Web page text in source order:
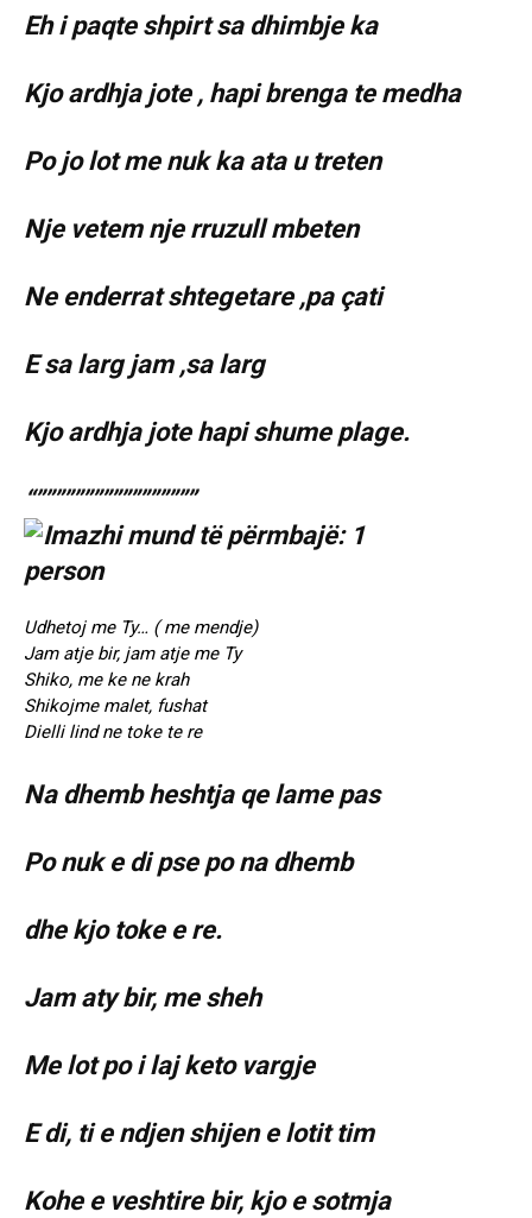
Eh i paqte shpirt sa dhimbje ka
Kjo ardhja jote , hapi brenga te medha
Po jo lot me nuk ka ata u treten
Nje vetem nje rruzull mbeten
Ne enderrat shtegetare ,pa çati
E sa larg jam ,sa larg
Kjo ardhja jote hapi shume plage.
“”””””””””””””””””
Udhetoj me Ty… ( me mendje)
Jam atje bir, jam atje me Ty
Shiko, me ke ne krah
Shikojme malet, fushat
Dielli lind ne toke te re
Na dhemb heshtja qe lame pas
Po nuk e di pse po na dhemb
dhe kjo toke e re.
Jam aty bir, me sheh
Me lot po i laj keto vargje
E di, ti e ndjen shijen e lotit tim
Kohe e veshtire bir, kjo e sotmja